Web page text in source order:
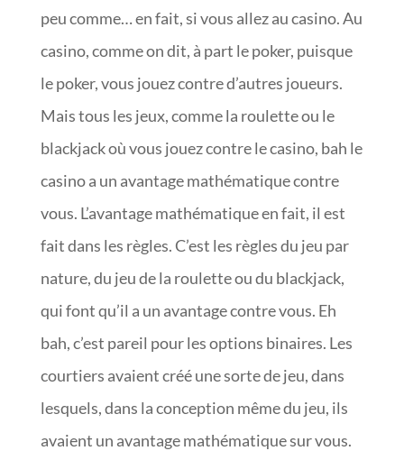
peu comme… en fait, si vous allez au casino. Au
casino, comme on dit, à part le poker, puisque
le poker, vous jouez contre d’autres joueurs.
Mais tous les jeux, comme la roulette ou le
blackjack où vous jouez contre le casino, bah le
casino a un avantage mathématique contre
vous. L’avantage mathématique en fait, il est
fait dans les règles. C’est les règles du jeu par
nature, du jeu de la roulette ou du blackjack,
qui font qu’il a un avantage contre vous. Eh
bah, c’est pareil pour les options binaires. Les
courtiers avaient créé une sorte de jeu, dans
lesquels, dans la conception même du jeu, ils
avaient un avantage mathématique sur vous.